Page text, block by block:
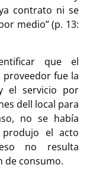
contrato ni se
medio” (p. 13:
que el
fue la
el servicio por
dell local para
no se había
el acto
no resulta
de consumo.